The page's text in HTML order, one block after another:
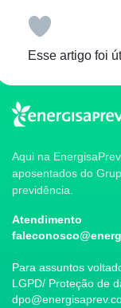
Esse artigo foi
Aqui na
aposentados do
previdência.
Atendimento
Para assuntos
LGPD/ Proteção de